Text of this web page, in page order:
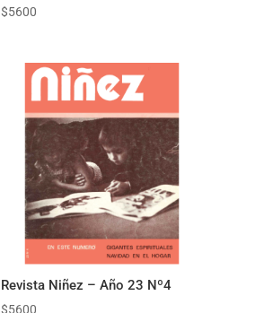
$5600
Revista Niñez – Año 23 Nº4
$5600